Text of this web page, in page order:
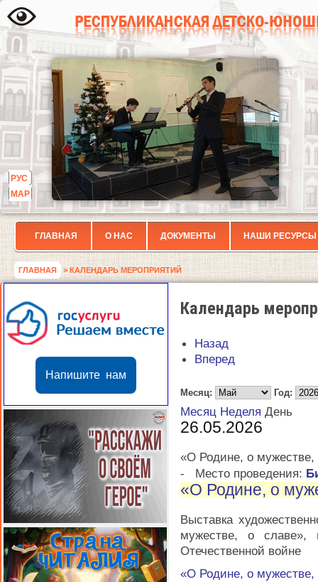
РУС
МАР
ГЛАВНАЯ О НАС ДОКУМЕНТЫ НАШИ РЕСУРСЫ
ГЛАВНАЯ > КАЛЕНДАРЬ МЕРОПРИЯТИЙ
Напишите нам
Календарь
Назад
Вперед
Месяц: Год:
Месяц Неделя День
26.05.2026
«О Родине, о мужестве,
-
Место проведения:
«О Родине, о
Выставка
мужестве, о
Отечественной войне
«О Родине, о мужестве,